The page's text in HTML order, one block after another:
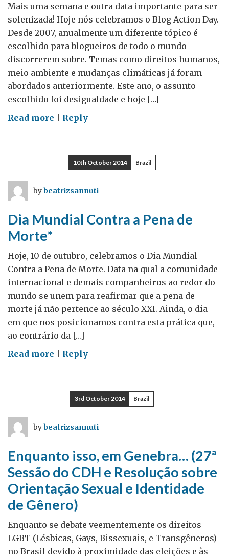
entre
Reino
Unido
e
Brasil
Mais uma semana e outra data importante para ser
solenizada! Hoje nós celebramos o Blog Action Day.
Desde 2007, anualmente um diferente tópico é
escolhido para blogueiros de todo o mundo
discorrerem sobre. Temas como direitos humanos,
meio ambiente e mudanças climáticas já foram
abordados anteriormente. Este ano, o assunto
escolhido foi desigualdade e hoje […]
Read more on
Crescimento
fome
desigualdade
através
comércio
da
Reply
10th October 2014 Brazil
bybeatrizsannuti
Dia Mundial Contra a Pena de
Morte*
Hoje, 10 de outubro, celebramos o Dia Mundial
Contra a Pena de Morte. Data na qual a comunidade
internacional e demais companheiros ao redor do
mundo se unem para reafirmar que a pena de
morte já não pertence ao século XXI. Ainda, o dia
em que nos posicionamos contra esta prática que,
ao contrário da […]
Read more on
Contra
Reply
3rd October 2014 Brazil
bybeatrizsannuti
Enquanto isso, em Genebra… (27ª
Sessão do CDH e Resolução sobre
Orientação Sexual e Identidade
de Gênero)
Enquanto se debate veementemente os direitos
LGBT (Lésbicas, Gays, Bissexuais, e Transgêneros)
no Brasil devido à proximidade das eleições e às